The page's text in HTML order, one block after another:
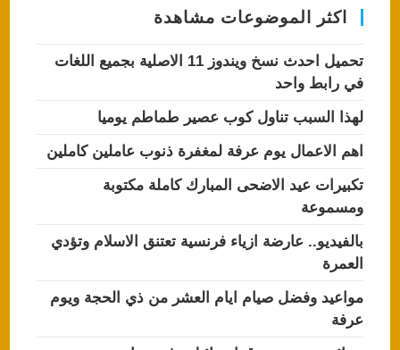
o
k
p
اكثر الموضوعات مشاهدة
تحميل احدث نسخ ويندوز 11 الاصلية بجميع اللغات
في رابط واحد
لهذا السبب تناول كوب عصير طماطم يوميا
اهم الاعمال يوم عرفة لمغفرة ذنوب عاملين كاملين
تكبيرات عيد الاضحى المبارك كاملة مكتوبة
ومسموعة
بالفيديو.. عارضة ازياء فرنسية تعتنق الاسلام وتؤدي
العمرة
مواعيد وفضل صيام ايام العشر من ذي الحجة ويوم
عرفة